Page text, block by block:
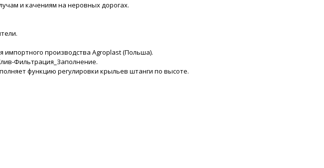
и качениям на неровных дорогах.
производства Agroplast (Польша).
Фильтрация_Заполнение.
функцию регулировки крыльев штанги по высоте.